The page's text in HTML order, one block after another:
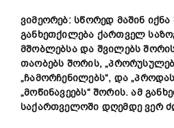
ვიმეორებ: სწორედ მაშინ
განხეთქილება ქართველ
მშობლებსა და შვილებს
თაობებს შორის,
„ჩამორჩენილებს“, და
„მოწინავეებს“ შორის. ამ
საქართველოში დღემდე ვერ